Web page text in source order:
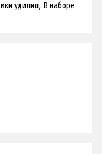
удилищ. В наборе